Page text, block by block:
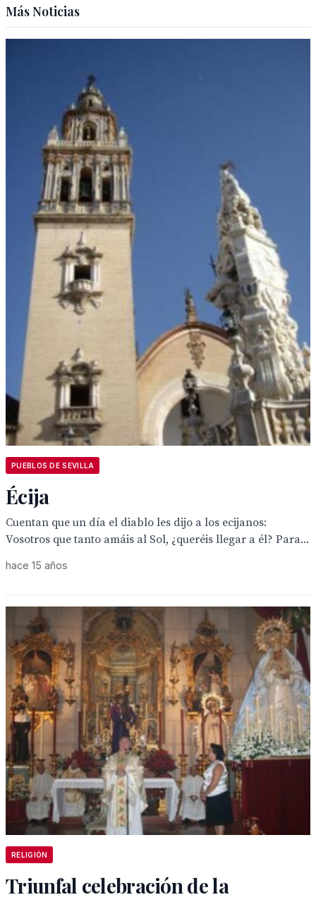
Más Noticias
PUEBLOS DE SEVILLA
Écija
Cuentan que un día el diablo les dijo a los ecijanos:
Vosotros que tanto amáis al Sol, ¿queréis llegar a él? Para...
hace 15 años
RELIGIÓN
Triunfal celebración de la